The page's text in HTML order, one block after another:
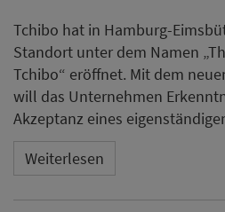
Tchibo hat in Hamburg-
Standort unter dem Namen
Tchibo“ eröffnet. Mit dem
will das Unternehmen
Akzeptanz eines
Weiterlesen